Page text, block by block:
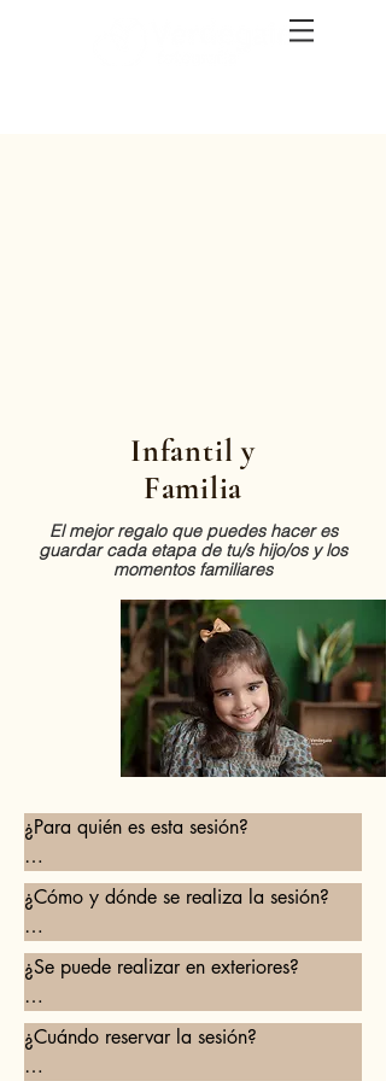
Infantil y
Familia
El mejor regalo que puedes hacer es
guardar cada etapa de tu/s hijo/os y los
momentos familiares
¿Para quién es esta sesión?
Para peques y familia, puedes hacer
fotos sólo a tu hijo, o si te animas
puedes hacer alguna foto de familia.
Para bebés que ya se mantienen
sentados por si solos.
¿Cómo y dónde se realiza la sesión?
La sesión se realiza en mi estudio, en
horario de mañana o de tarde, siempre
con cita previa.
Según el pack se preparan ente 1 o 3
¿Se puede realizar en exteriores?
Sí, me desplazo un máximo de 15km
desde el estudio, con un coste extra de
¿Cuándo reservar la sesión?